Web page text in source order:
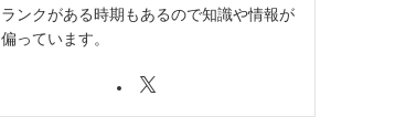
ランクがある時期もあるので知識や情報が
偏っています。